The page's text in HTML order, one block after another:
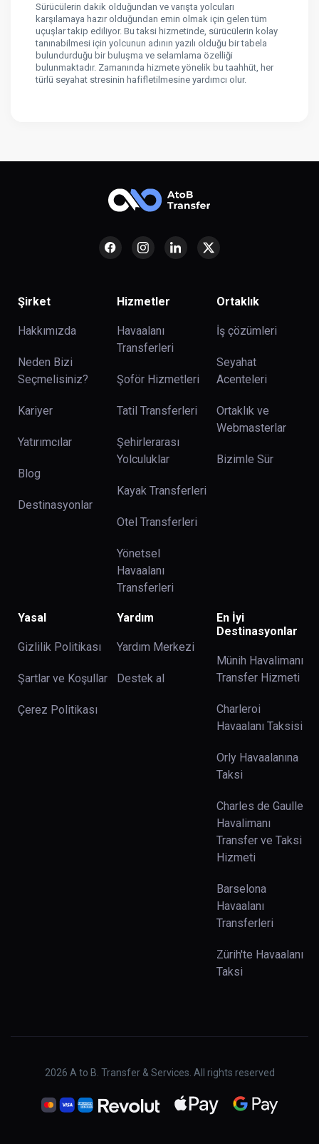
Sürücülerin dakik olduğundan ve varışta yolcuları
karşılamaya hazır olduğundan emin olmak için gelen tüm
uçuşlar takip ediliyor. Bu taksi hizmetinde, sürücülerin kolay
tanınabilmesi için yolcunun adının yazılı olduğu bir tabela
bulundurduğu bir buluşma ve selamlama özelliği
bulunmaktadır. Zamanında hizmete yönelik bu taahhüt, her
türlü seyahat stresinin hafifletilmesine yardımcı olur.
Şirket
Hakkımızda
Neden Bizi
Seçmelisiniz?
Kariyer
Yatırımcılar
Blog
Destinasyonlar
Hizmetler
Havaalanı
Transferleri
Şoför Hizmetleri
Tatil Transferleri
Şehirlerarası
Yolculuklar
Kayak Transferleri
Otel Transferleri
Yönetsel
Havaalanı
Transferleri
Ortaklık
İş çözümleri
Seyahat
Acenteleri
Ortaklık ve
Webmasterlar
Bizimle Sür
Yasal
Gizlilik Politikası
Şartlar ve Koşullar
Çerez Politikası
Yardım
Yardım Merkezi
Destek al
En İyi
Destinasyonlar
Münih Havalimanı
Transfer Hizmeti
Charleroi
Havaalanı Taksisi
Orly Havaalanına
Taksi
Charles de Gaulle
Havalimanı
Transfer ve Taksi
Hizmeti
Barselona
Havaalanı
Transferleri
Zürih'te Havaalanı
Taksi
2026 A to B. Transfer & Services. All rights reserved